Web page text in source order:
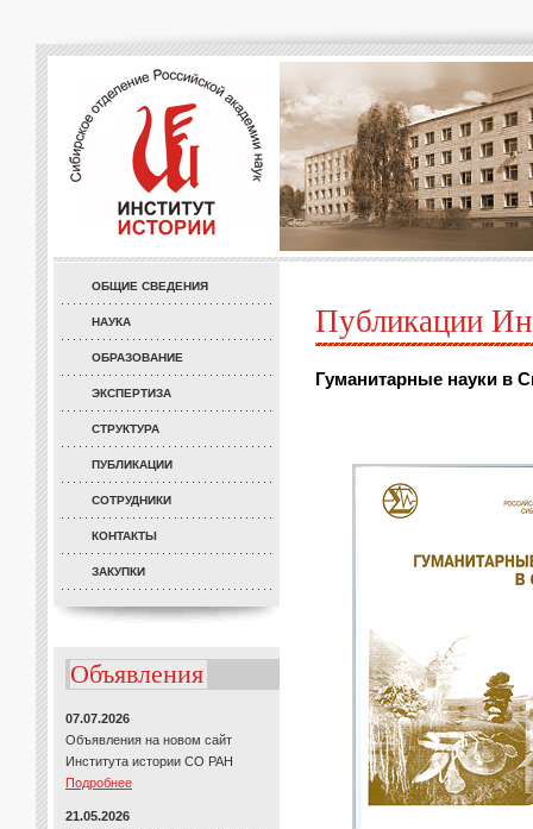
ОБЩИЕ СВЕДЕНИЯ
НАУКА
ОБРАЗОВАНИЕ
ЭКСПЕРТИЗА
СТРУКТУРА
ПУБЛИКАЦИИ
СОТРУДНИКИ
КОНТАКТЫ
ЗАКУПКИ
Объявления
07.07.2026
Объявления на новом сайт
Института истории СО РАН
Подробнее
21.05.2026
Публикации
Гуманитарные науки в